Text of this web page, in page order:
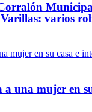
varios
una mujer en